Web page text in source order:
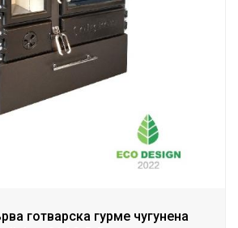
готварска гурме чугунена